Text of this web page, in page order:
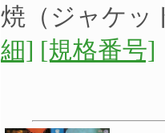
焼（ジャケ
細] [規格番号]